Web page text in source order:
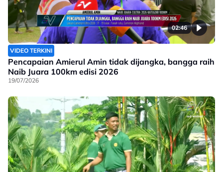
02:46
VIDEO TERKINI
Pencapaian Amierul Amin tidak dijangka, bangga raih
Naib Juara 100km edisi 2026
19/07/2026